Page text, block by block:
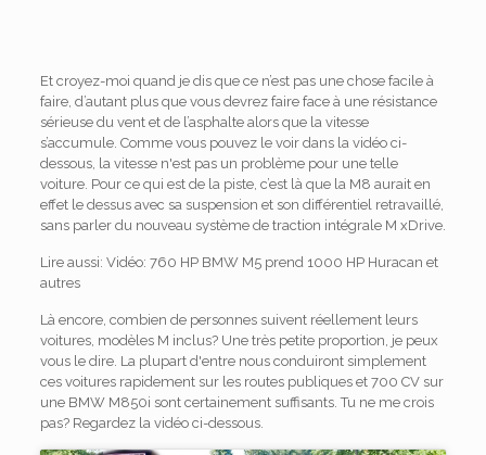
Et croyez-moi quand je dis que ce n’est pas une chose facile à
faire, d’autant plus que vous devrez faire face à une résistance
sérieuse du vent et de l’asphalte alors que la vitesse
s’accumule. Comme vous pouvez le voir dans la vidéo ci-
dessous, la vitesse n'est pas un problème pour une telle
voiture. Pour ce qui est de la piste, c’est là que la M8 aurait en
effet le dessus avec sa suspension et son différentiel retravaillé,
sans parler du nouveau système de traction intégrale M xDrive.
Lire aussi: Vidéo: 760 HP BMW M5 prend 1000 HP Huracan et
autres
Là encore, combien de personnes suivent réellement leurs
voitures, modèles M inclus? Une très petite proportion, je peux
vous le dire. La plupart d'entre nous conduiront simplement
ces voitures rapidement sur les routes publiques et 700 CV sur
une BMW M850i ​​sont certainement suffisants. Tu ne me crois
pas? Regardez la vidéo ci-dessous.